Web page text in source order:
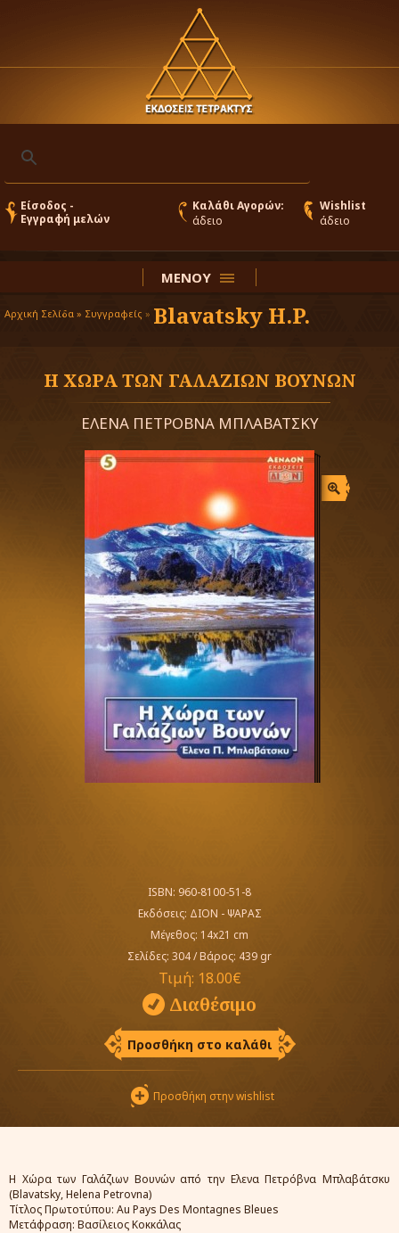
Είσοδος -
Εγγραφή μελών
Καλάθι Αγορών:
άδειο
Wishlist
άδειο
ΜΕΝΟΥ
Αρχική Σελίδα » Συγγραφείς » Blavatsky H.P.
Η ΧΩΡΑ ΤΩΝ ΓΑΛΑΖΙΩΝ ΒΟΥΝΩΝ
ΕΛΕΝΑ ΠΕΤΡΟΒΝΑ ΜΠΛΑΒΑΤΣΚΥ
ISBN: 960-8100-51-8
Εκδόσεις: ΔΙΟΝ - ΨΑΡΑΣ
Μέγεθος: 14x21 cm
Σελίδες: 304/Βάρος: 439 gr
Τιμή: 18.00€
Διαθέσιμο
Προσθήκη στο καλάθι
Προσθήκη στην wishlist
Η Χώρα των Γαλάζιων Βουνών από την Ελενα Πετρόβνα Μπλαβάτσκυ
(Blavatsky, Helena Petrovna)
Τίτλος Πρωτοτύπου: Au Pays Des Montagnes Bleues
Μετάφραση: Βασίλειος Κοκκάλας